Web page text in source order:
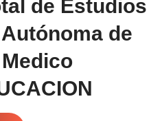
de Estudios
de